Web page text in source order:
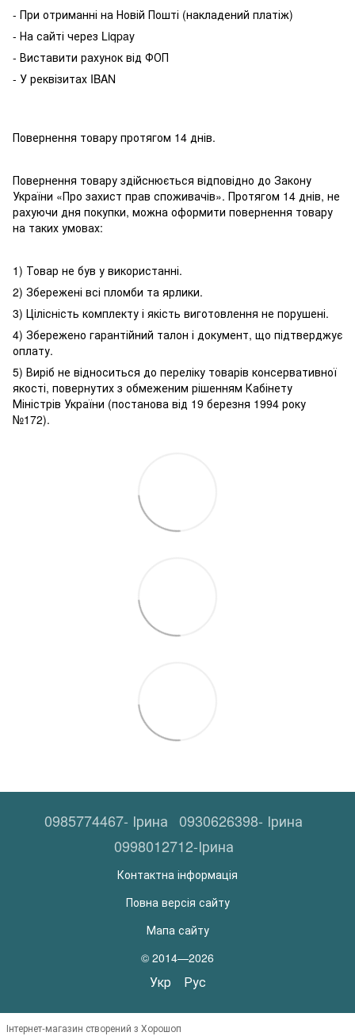
- При отриманні на Новій Пошті (накладений платіж)
- На сайті через Liqpay
- Виставити рахунок від ФОП
- У реквізитах IBAN
Повернення товару протягом 14 днів.
Повернення товару здійснюється відповідно до Закону
України «Про захист прав споживачів». Протягом 14 днів, не
рахуючи дня покупки, можна оформити повернення товару
на таких умовах:
1) Товар не був у використанні.
2) Збережені всі пломби та ярлики.
3) Цілісність комплекту і якість виготовлення не порушені.
4) Збережено гарантійний талон і документ, що підтверджує
оплату.
5) Виріб не відноситься до переліку товарів консервативної
якості, повернутих з обмеженим рішенням Кабінету
Міністрів України (постанова від 19 березня 1994 року
№172).
0985774467- Ірина 0930626398- Ірина
0998012712-Ірина
Контактна інформація
Повна версія сайту
Мапа сайту
© 2014—2026
Укр Рус
Інтернет-магазин створений з Хорошоп